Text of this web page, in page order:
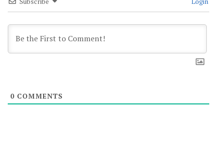
0 COMMENTS